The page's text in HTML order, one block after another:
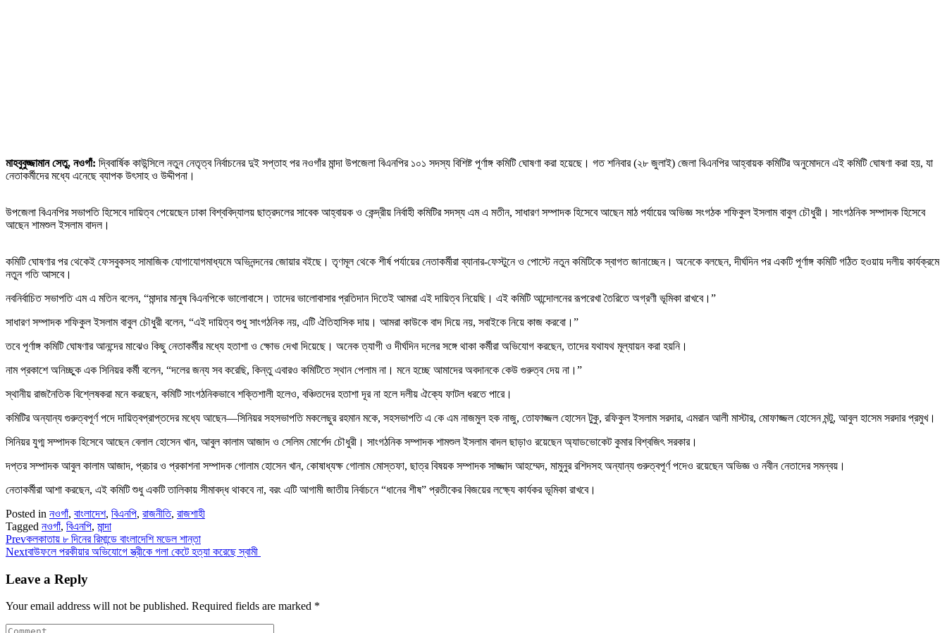
মাহবুবুজ্জামান সেতু, নওগাঁ: দ্বিবার্ষিক কাউন্সিলে নতুন নেতৃত্ব নির্বাচনের দুই সপ্তাহ পর নওগাঁর মান্দা উপজেলা বিএনপির ১০১ সদস্য বিশিষ্ট পূর্ণাঙ্গ কমিটি ঘোষণা করা হয়েছে। গত শনিবার (২৮ জুলাই) জেলা বিএনপির আহ্বায়ক কমিটির অনুমোদনে এই কমিটি ঘোষণা করা হয়, যা
নেতাকর্মীদের মধ্যে এনেছে ব্যাপক উৎসাহ ও উদ্দীপনা।
উপজেলা বিএনপির সভাপতি হিসেবে দায়িত্ব পেয়েছেন ঢাকা বিশ্ববিদ্যালয় ছাত্রদলের সাবেক আহ্বায়ক ও কেন্দ্রীয় নির্বাহী কমিটির সদস্য এম এ মতীন, সাধারণ সম্পাদক হিসেবে আছেন মাঠ পর্যায়ের অভিজ্ঞ সংগঠক শফিকুল ইসলাম বাবুল চৌধুরী। সাংগঠনিক সম্পাদক হিসেবে
আছেন শামশুল ইসলাম বাদল।
কমিটি ঘোষণার পর থেকেই ফেসবুকসহ সামাজিক যোগাযোগমাধ্যমে অভিনন্দনের জোয়ার বইছে। তৃণমূল থেকে শীর্ষ পর্যায়ের নেতাকর্মীরা ব্যানার-ফেস্টুনে ও পোস্টে নতুন কমিটিকে স্বাগত জানাচ্ছেন। অনেকে বলছেন, দীর্ঘদিন পর একটি পূর্ণাঙ্গ কমিটি গঠিত হওয়ায় দলীয় কার্যক্রমে
নতুন গতি আসবে।
নবনির্বাচিত সভাপতি এম এ মতিন বলেন, “মান্দার মানুষ বিএনপিকে ভালোবাসে। তাদের ভালোবাসার প্রতিদান দিতেই আমরা এই দায়িত্ব নিয়েছি। এই কমিটি আন্দোলনের রূপরেখা তৈরিতে অগ্রণী ভূমিকা রাখবে।”
সাধারণ সম্পাদক শফিকুল ইসলাম বাবুল চৌধুরী বলেন, “এই দায়িত্ব শুধু সাংগঠনিক নয়, এটি ঐতিহাসিক দায়। আমরা কাউকে বাদ দিয়ে নয়, সবাইকে নিয়ে কাজ করবো।”
তবে পূর্ণাঙ্গ কমিটি ঘোষণার আনন্দের মাঝেও কিছু নেতাকর্মীর মধ্যে হতাশা ও ক্ষোভ দেখা দিয়েছে। অনেক ত্যাগী ও দীর্ঘদিন দলের সঙ্গে থাকা কর্মীরা অভিযোগ করছেন, তাদের যথাযথ মূল্যায়ন করা হয়নি।
নাম প্রকাশে অনিচ্ছুক এক সিনিয়র কর্মী বলেন, “দলের জন্য সব করেছি, কিন্তু এবারও কমিটিতে স্থান পেলাম না। মনে হচ্ছে আমাদের অবদানকে কেউ গুরুত্ব দেয় না।”
স্থানীয় রাজনৈতিক বিশ্লেষকরা মনে করছেন, কমিটি সাংগঠনিকভাবে শক্তিশালী হলেও, বঞ্চিতদের হতাশা দূর না হলে দলীয় ঐক্যে ফাটল ধরতে পারে।
কমিটির অন্যান্য গুরুত্বপূর্ণ পদে দায়িত্বপ্রাপ্তদের মধ্যে আছেন—সিনিয়র সহসভাপতি মকলেছুর রহমান মকে, সহসভাপতি এ কে এম নাজমুল হক নাজু, তোফাজ্জল হোসেন টুকু, রফিকুল ইসলাম সরদার, এমরান আলী মাস্টার, মোফাজ্জল হোসেন মন্টু, আবুল হাসেম সরদার প্রমুখ।
সিনিয়র যুগ্ম সম্পাদক হিসেবে আছেন বেলাল হোসেন খান, আবুল কালাম আজাদ ও সেলিম মোর্শেদ চৌধুরী। সাংগঠনিক সম্পাদক শামশুল ইসলাম বাদল ছাড়াও রয়েছেন অ্যাডভোকেট কুমার বিশ্বজিৎ সরকার।
দপ্তর সম্পাদক আবুল কালাম আজাদ, প্রচার ও প্রকাশনা সম্পাদক গোলাম হোসেন খান, কোষাধ্যক্ষ গোলাম মোস্তফা, ছাত্র বিষয়ক সম্পাদক সাজ্জাদ আহম্মেদ, মামুনুর রশিদসহ অন্যান্য গুরুত্বপূর্ণ পদেও রয়েছেন অভিজ্ঞ ও নবীন নেতাদের সমন্বয়।
নেতাকর্মীরা আশা করছেন, এই কমিটি শুধু একটি তালিকায় সীমাবদ্ধ থাকবে না, বরং এটি আগামী জাতীয় নির্বাচনে “ধানের শীষ” প্রতীকের বিজয়ের লক্ষ্যে কার্যকর ভূমিকা রাখবে।
Posted in নওগাঁ, বাংলাদেশ, বিএনপি, রাজনীতি, রাজশাহী
Tagged নওগাঁ, বিএনপি, মান্দা
Prevকলকাতায় ৮ দিনের রিমান্ডে বাংলাদেশি মডেল শান্তা
Nextবাউফলে পরকীয়ার অভিযোগে স্ত্রীকে গলা কেটে হত্যা করেছে স্বামী
Leave a Reply
Your email address will not be published. Required fields are marked *